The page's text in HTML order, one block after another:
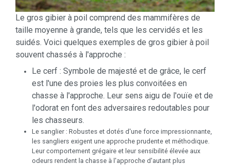
Le gros gibier à poil comprend des mammifères de
taille moyenne à grande, tels que les cervidés et les
suidés. Voici quelques exemples de gros gibier à poil
souvent chassés à l'approche :
Le cerf : Symbole de majesté et de grâce, le cerf
est l'une des proies les plus convoitées en
chasse à l'approche. Leur sens aigu de l'ouïe et de
l'odorat en font des adversaires redoutables pour
les chasseurs.
Le sanglier : Robustes et dotés d'une force impressionnante,
les sangliers exigent une approche prudente et méthodique.
Leur comportement grégaire et leur sensibilité élevée aux
odeurs rendent la chasse à l'approche d'autant plus